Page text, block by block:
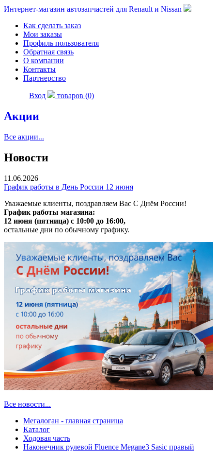
Интернет-магазин автозапчастей для Renault и Nissan
Как сделать заказ
Мои заказы
Профиль пользователя
Обратная связь
О компании
Контакты
Партнерство
Вход товаров (0)
Акции
Все акции...
Новости
11.06.2026
График работы в День России 12 июня
Уважаемые клиенты, поздравляем Вас С Днём России!
График работы магазина:
12 июня (пятница) с 10:00 до 16:00,
остальные дни по обычному графику.
Все новости...
Мегалоган - главная страница
Каталог
Ходовая часть
Наконечник рулевой Fluence Megane3 Sasic правый